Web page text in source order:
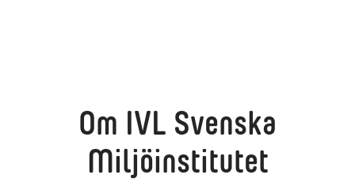
Om IVL Svenska
Miljöinstitutet